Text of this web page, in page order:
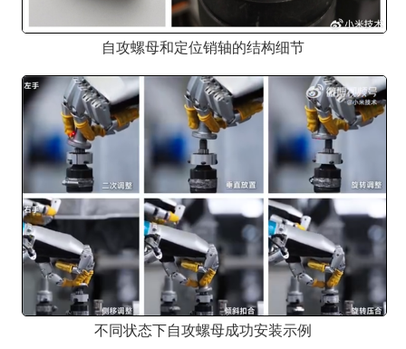
自攻螺母和定位销轴的结构细节
不同状态下自攻螺母成功安装示例